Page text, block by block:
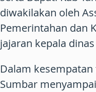
diwakilakan oleh
Pemerintahan dan
jajaran kepala
Dalam
Sumbar